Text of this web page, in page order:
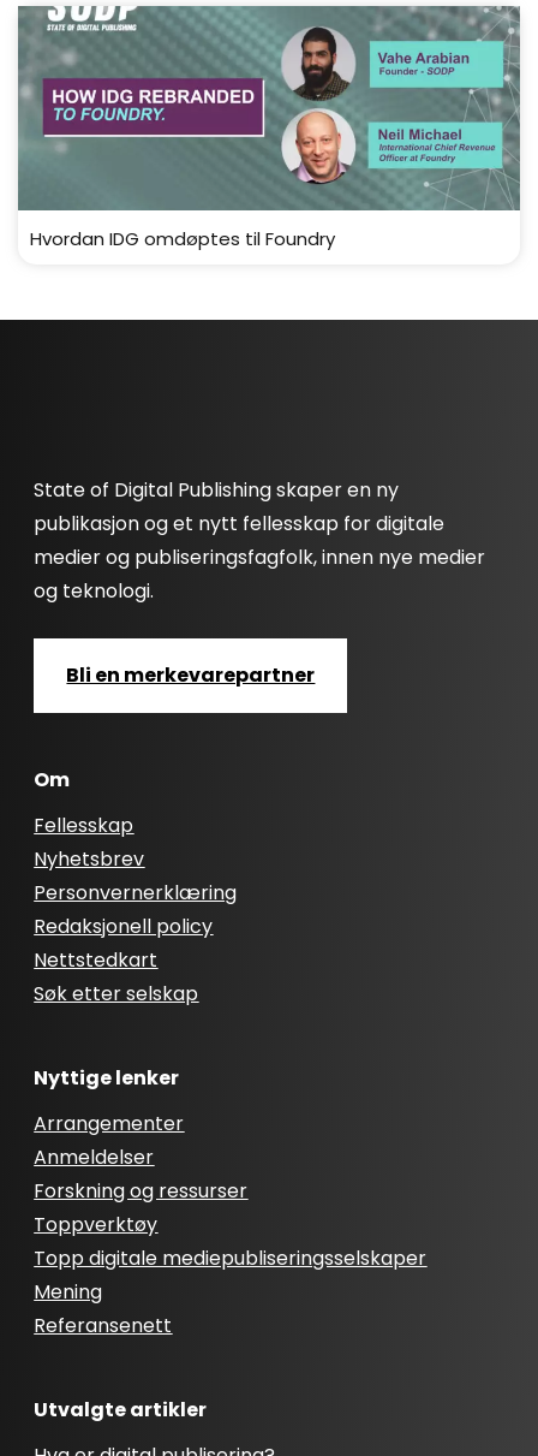
Hvordan IDG omdøptes til Foundry
State of Digital Publishing skaper en ny
publikasjon og et nytt fellesskap for digitale
medier og publiseringsfagfolk, innen nye medier
og teknologi.
Bli en merkevarepartner
Om
Fellesskap
Nyhetsbrev
Personvernerklæring
Redaksjonell policy
Nettstedkart
Søk etter selskap
Nyttige lenker
Arrangementer
Anmeldelser
Forskning og ressurser
Toppverktøy
Topp digitale mediepubliseringsselskaper
Mening
Referansenett
Utvalgte artikler